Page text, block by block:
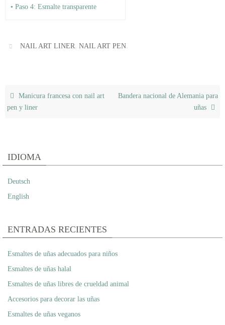
• Paso 4: Esmalte transparente
NAIL ART LINER,NAIL ART PEN
Manicura francesa con nail art
pen y liner
Bandera nacional de Alemania para
uñas
IDIOMA
Deutsch
English
ENTRADAS RECIENTES
Esmaltes de uñas adecuados para niños
Esmaltes de uñas halal
Esmaltes de uñas libres de crueldad animal
Accesorios para decorar las uñas
Esmaltes de uñas veganos